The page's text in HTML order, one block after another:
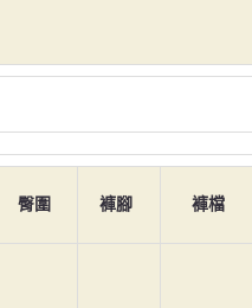
臀圍 褲腳 褲檔